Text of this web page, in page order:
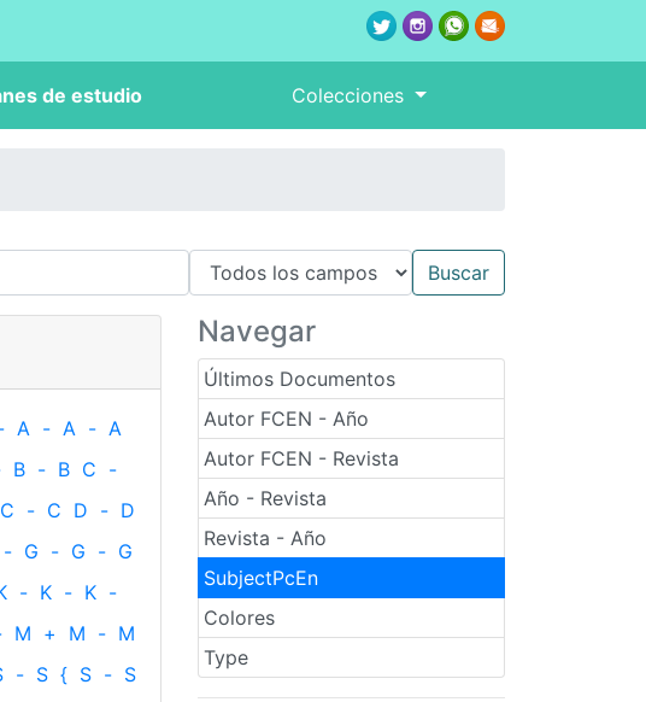
de estudio Colecciones
Navegar
Últimos Documentos
Autor FCEN - Año
Autor FCEN - Revista
Año - Revista
Revista - Año
SubjectPcEn
Colores
Type
A - A - A
B - B C -
C - C D - D
- G - G - G
- K - K -
M + M - M
- S { S - S